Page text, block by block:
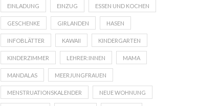
EINLADUNG EINZUG ESSEN UND KOCHEN
GESCHENKE GIRLANDEN HASEN
INFOBLÄTTER KAWAII KINDERGARTEN
KINDERZIMMER LEHRER:INNEN MAMA
MANDALAS MEERJUNGFRAUEN
MENSTRUATIONSKALENDER NEUE WOHNUNG